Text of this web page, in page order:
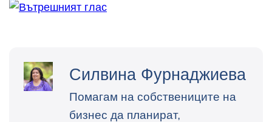
Силвина Фурнаджиева
Помагам на собствениците на
бизнес да планират,